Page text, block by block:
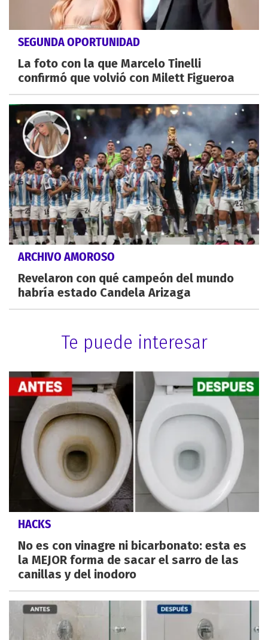
SEGUNDA OPORTUNIDAD
La foto con la que Marcelo Tinelli
confirmó que volvió con Milett Figueroa
ARCHIVO AMOROSO
Revelaron con qué campeón del mundo
habría estado Candela Arizaga
Te puede interesar
HACKS
No es con vinagre ni bicarbonato: esta es
la MEJOR forma de sacar el sarro de las
canillas y del inodoro